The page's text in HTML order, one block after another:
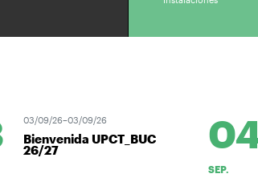
03/09/26–03/09/26
Bienvenida UPCT_BUC
26/27 04
SEP.